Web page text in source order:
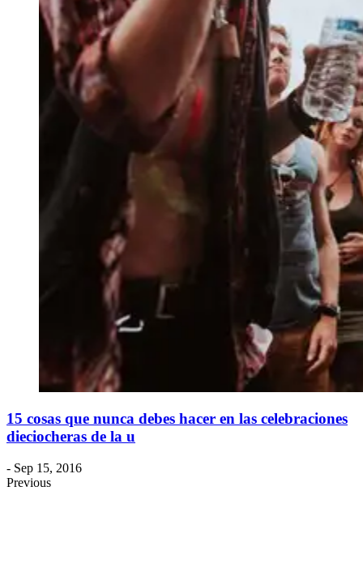
15 cosas que nunca debes hacer en las celebraciones
dieciocheras de la u
- Sep 15, 2016
Previous